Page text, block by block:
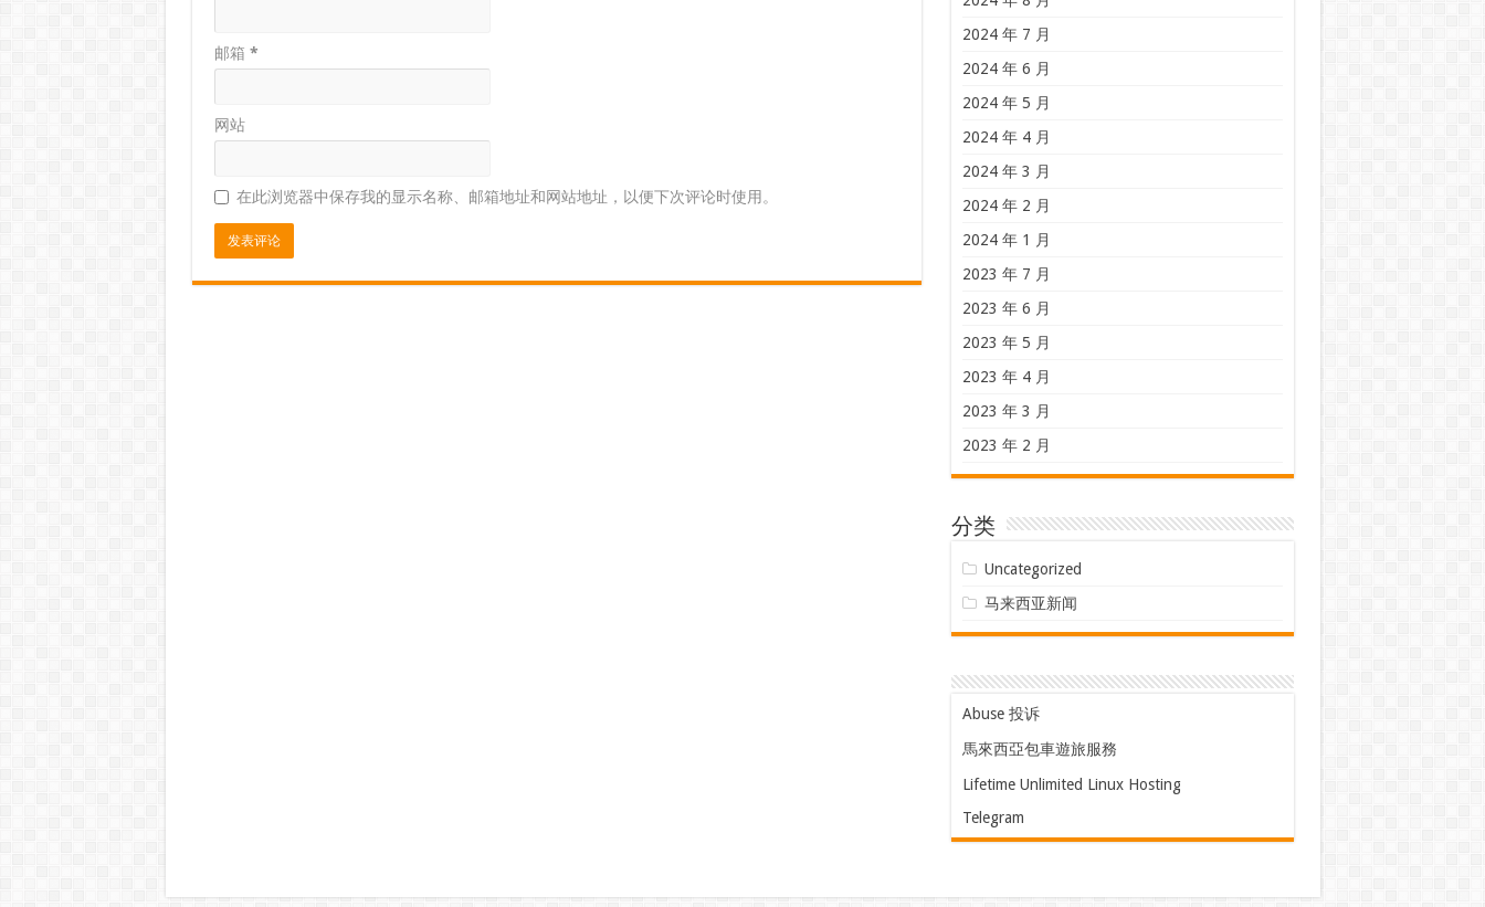
邮箱 *
网站
在此浏览器中保存我的显示名称、邮箱地址和网站地址，以便下次评论时使用。
2024 年 7 月
2024 年 6 月
2024 年 5 月
2024 年 4 月
2024 年 3 月
2024 年 2 月
2024 年 1 月
2023 年 7 月
2023 年 6 月
2023 年 5 月
2023 年 4 月
2023 年 3 月
2023 年 2 月
分类
Uncategorized
马来西亚新闻
Abuse 投诉
馬來西亞包車遊旅服務
Lifetime Unlimited Linux Hosting
Telegram